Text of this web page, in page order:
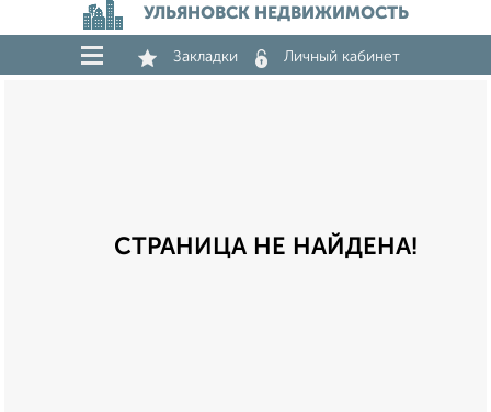
УЛЬЯНОВСК НЕДВИЖИМОСТЬ
Закладки Личный кабинет
СТРАНИЦА НЕ НАЙДЕНА!